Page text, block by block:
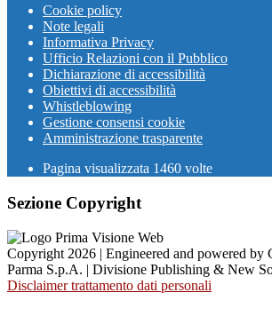
Cookie policy
Note legali
Informativa Privacy
Ufficio Relazioni con il Pubblico
Dichiarazione di accessibilità
Obiettivi di accessibilità
Whistleblowing
Gestione consensi cookie
Amministrazione trasparente
Pagina visualizzata 1460 volte
Sezione Copyright
Copyright 2026 | Engineered and powered by
Parma S.p.A. | Divisione Publishing & New
Disclaimer trattamento dati personali